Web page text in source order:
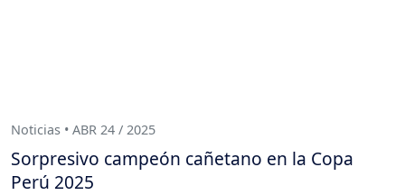
Noticias • ABR 24 / 2025
Sorpresivo campeón cañetano en la Copa
Perú 2025